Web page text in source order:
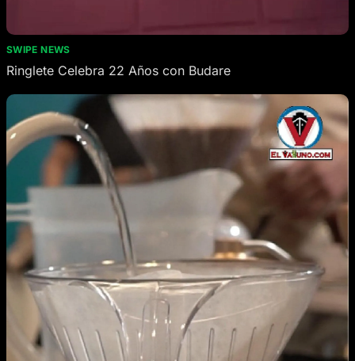
SWIPE NEWS
Ringlete Celebra 22 Años con Budare